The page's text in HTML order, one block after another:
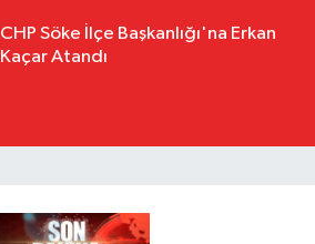
CHP Söke İlçe Başkanlığı'na Erkan
Kaçar Atandı